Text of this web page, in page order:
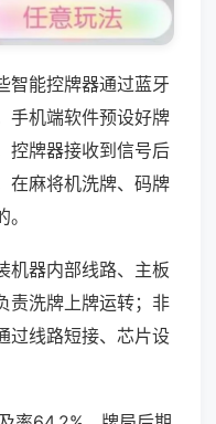
智能控牌器通过蓝牙
手机端软件预设好牌
控牌器接收到信号后
在麻将机洗牌、码牌
机器内部线路、主板
责洗牌上牌运转；非
过线路短接、芯片设